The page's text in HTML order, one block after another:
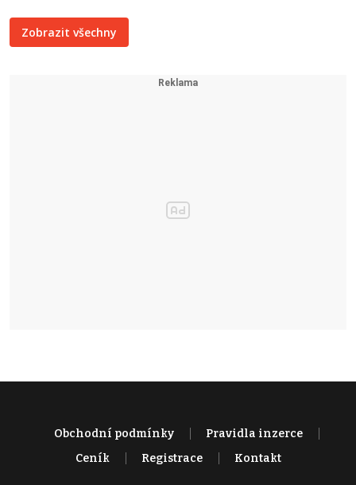
Zobrazit všechny
Obchodní podmínky
Pravidla inzerce
Ceník
Registrace Kontakt